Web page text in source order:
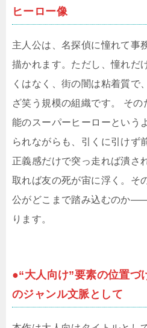
ヒーロー像
主人公は、名探偵に憧れて事
描かれます。ただし、憧れだ
くはなく、街の闇は粘着質で
ざ笑う規模の組織です。 そ
能のスーパーヒーローという
られながらも、引くに引けず
正義感だけで突っ走れば潰さ
取れば友の死が宙に浮く。そ
公がどこまで踏み込むのか
ります。
●“大人向け”要素の位置づ
のジャンル文脈として